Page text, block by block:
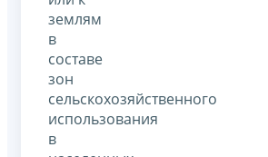
землям
в
составе
зон
сельскохозяйственного
использования
в